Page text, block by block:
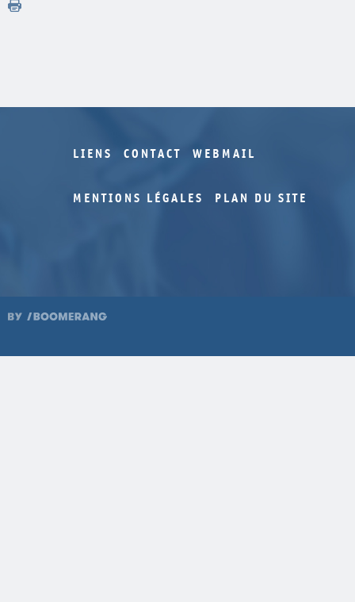
LIENS CONTACT WEBMAIL
MENTIONS LÉGALES PLAN DU SITE